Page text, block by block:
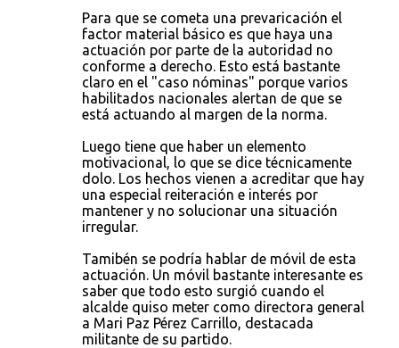
Para que se cometa una prevaricación el
factor material básico es que haya una
actuación por parte de la autoridad no
conforme a derecho. Esto está bastante
claro en el "caso nóminas" porque varios
habilitados nacionales alertan de que se
está actuando al margen de la norma.
Luego tiene que haber un elemento
motivacional, lo que se dice técnicamente
dolo. Los hechos vienen a acreditar que hay
una especial reiteración e interés por
mantener y no solucionar una situación
irregular.
Tamibén se podría hablar de móvil de esta
actuación. Un móvil bastante interesante es
saber que todo esto surgió cuando el
alcalde quiso meter como directora general
a Mari Paz Pérez Carrillo, destacada
militante de su partido.